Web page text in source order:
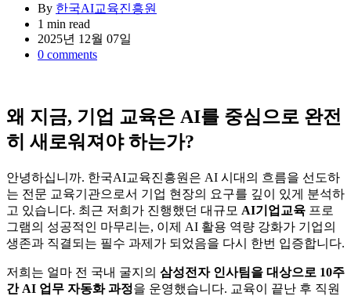
By 한국AI교육진흥원
Estimated
read
time
1 min read
2025년 12월 07일
0 comments
왜 지금, 기업 교육은 AI를 중심으로 완전
히 새로워져야 하는가?
안녕하십니까. 한국AI교육진흥원은 AI 시대의 흐름을 선도하
는 전문 교육기관으로서 기업 현장의 요구를 깊이 있게 분석하
고 있습니다. 최근 저희가 진행했던 대규모 AI기업교육 프로
그램의 성공적인 마무리는, 이제 AI 활용 역량 강화가 기업의
생존과 직결되는 필수 과제가 되었음을 다시 한번 입증합니다.
저희는 얼마 전 국내 굴지의 삼성전자 인사팀을 대상으로 10주
간 AI 업무 자동화 과정을 운영했습니다. 교육이 끝난 후 직원